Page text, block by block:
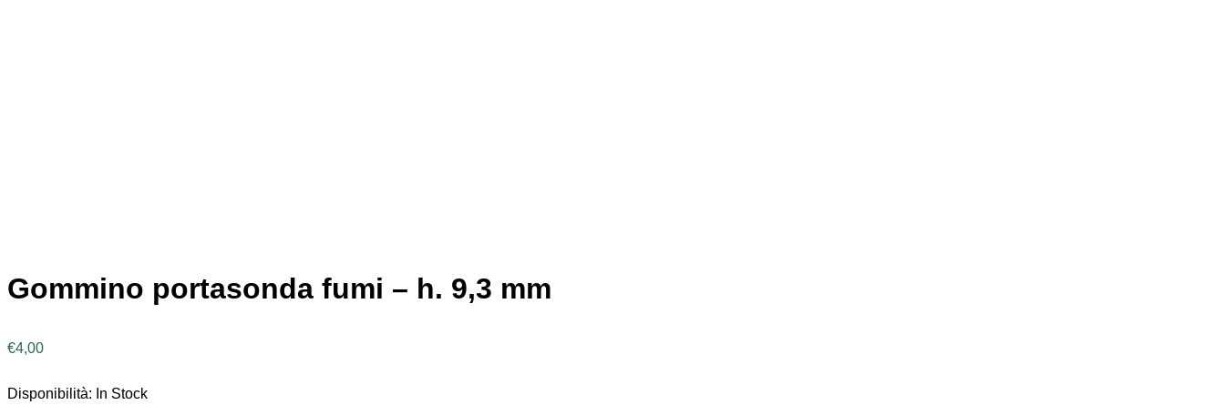
Gommino portasonda fumi – h. 9,3 mm
€4,00
Disponibilità: In Stock